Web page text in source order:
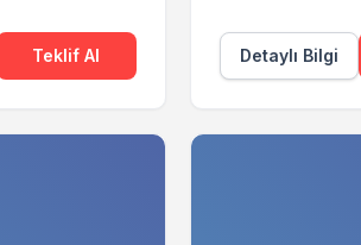
Teklif Al Detaylı Bilgi